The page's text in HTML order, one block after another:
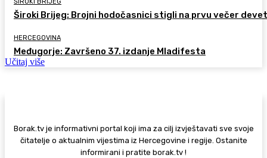
ŠIROKI BRIJEG
Široki Brijeg: Brojni hodočasnici stigli na prvu večer
HERCEGOVINA
Međugorje: Završeno 37. izdanje Mladifesta
Učitaj više
Borak.tv je informativni portal koji ima za cilj izvještavati sve svoje
čitatelje o aktualnim vijestima iz Hercegovine i regije. Ostanite
informirani i pratite borak.tv !